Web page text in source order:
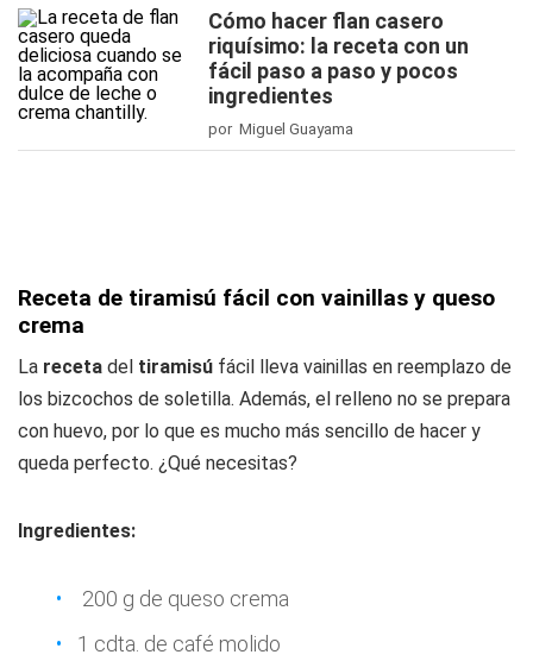
Cómo hacer flan casero
riquísimo: la receta con un
fácil paso a paso y pocos
ingredientes
por Miguel Guayama
Receta de tiramisú fácil con vainillas y queso
crema
La receta del tiramisú fácil lleva vainillas en reemplazo de
los bizcochos de soletilla. Además, el relleno no se prepara
con huevo, por lo que es mucho más sencillo de hacer y
queda perfecto. ¿Qué necesitas?
Ingredientes:
200 g de queso crema
1 cdta. de café molido